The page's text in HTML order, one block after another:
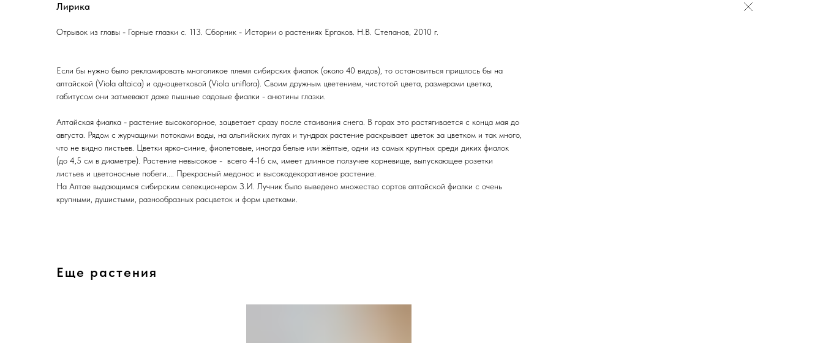
Лирика
Отрывок из главы - Горные глазки с. 113. Сборник - Истории о растениях Ергаков. Н.В. Степанов, 2010 г.
Если бы нужно было рекламировать многоликое племя сибирских фиалок (около 40 видов), то остановиться пришлось бы на
алтайской (Viola altaica) и одноцветковой (Viola uniflora). Своим дружным цветением, чистотой цвета, размерами цветка,
габитусом они затмевают даже пышные садовые фиалки - анютины глазки.
Алтайская фиалка - растение высокогорное, зацветает сразу после стаивания снега. В горах это растягивается с конца мая до
августа. Рядом с журчащими потоками воды, на альпийских лугах и тундрах растение раскрывает цветок за цветком и так много,
что не видно листьев. Цветки ярко-синие, фиолетовые, иногда белые или жёлтые, одни из самых крупных среди диких фиалок
(до 4,5 см в диаметре). Растение невысокое - всего 4-16 см, имеет длинное ползучее корневище, выпускающее розетки
листьев и цветоносные побеги.... Прекрасный медонос и высокодекоративное растение.
На Алтае выдающимся сибирским селекционером З.И. Лучник было выведено множество сортов алтайской фиалки с очень
крупными, душистыми, разнообразных расцветок и форм цветками.
Еще растения